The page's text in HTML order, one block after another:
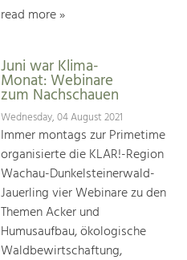
read more »
Juni war Klima-
Monat: Webinare
zum Nachschauen
Wednesday, 04 August 2021
Immer montags zur Primetime
organisierte die KLAR!-Region
Wachau-Dunkelsteinerwald-
Jauerling vier Webinare zu den
Themen Acker und
Humusaufbau, ökologische
Waldbewirtschaftung,